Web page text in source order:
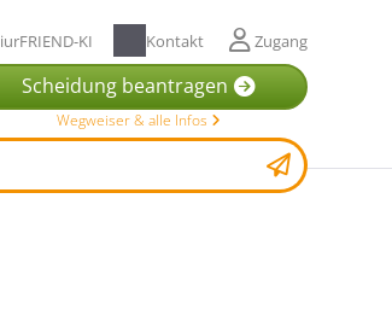
iurFRIEND-KI Kontakt Zugang
Scheidung beantragen
Wegweiser & alle Infos